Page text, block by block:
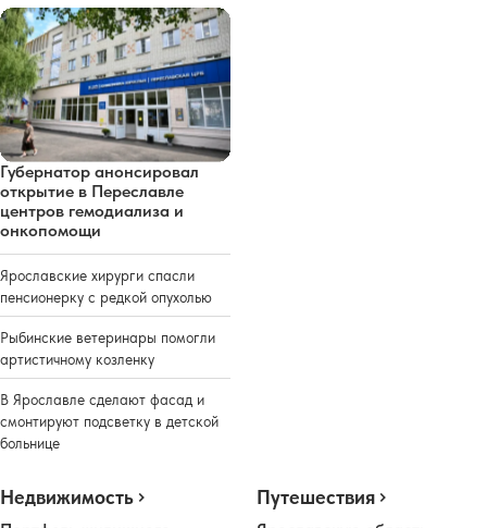
Губернатор анонсировал
открытие в Переславле
центров гемодиализа и
онкопомощи
Ярославские хирурги спасли
пенсионерку с редкой опухолью
Рыбинские ветеринары помогли
артистичному козленку
В Ярославле сделают фасад и
смонтируют подсветку в детской
больнице
Недвижимость Путешествия